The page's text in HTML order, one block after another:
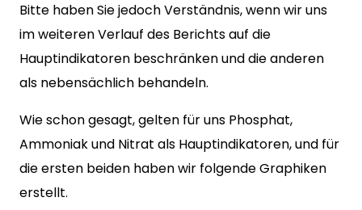
Bitte haben Sie jedoch Verständnis, wenn wir uns
im weiteren Verlauf des Berichts auf die
Hauptindikatoren beschränken und die anderen
als nebensächlich behandeln.
Wie schon gesagt, gelten für uns Phosphat,
Ammoniak und Nitrat als Hauptindikatoren, und für
die ersten beiden haben wir folgende Graphiken
erstellt.